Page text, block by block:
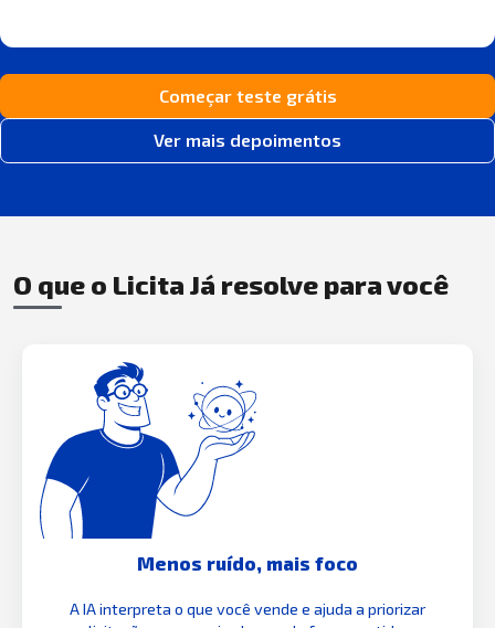
Começar teste grátis
Ver mais depoimentos
O que o Licita Já resolve para você
Menos ruído, mais foco
A IA interpreta o que você vende e ajuda a priorizar